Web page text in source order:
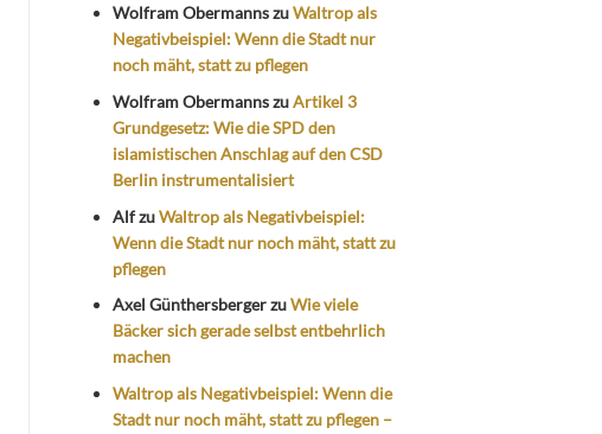
Wolfram ObermannszuWaltrop als
Negativbeispiel: Wenn die Stadt nur
noch mäht, statt zu pflegen
Wolfram ObermannszuArtikel 3
Grundgesetz: Wie die SPD den
islamistischen Anschlag auf den CSD
Berlin instrumentalisiert
AlfzuWaltrop als Negativbeispiel:
Wenn die Stadt nur noch mäht, statt zu
pflegen
Axel GünthersbergerzuWie viele
Bäcker sich gerade selbst entbehrlich
machen
Waltrop als Negativbeispiel: Wenn die
Stadt nur noch mäht, statt zu pflegen –